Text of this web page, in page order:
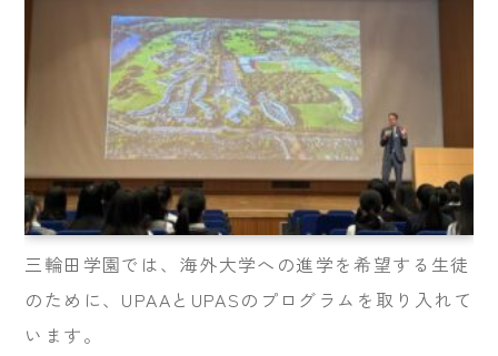
三輪田学園では、海外大学への進学を希望する生徒
のために、UPAAとUPASのプログラムを取り入れて
います。